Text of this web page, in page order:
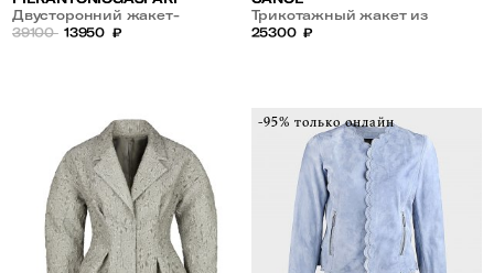
Двусторонний жакет-
рубашка
39100 13950 ₽
Трикотажный жакет из
шерсти
25300 ₽
-95% только онлайн